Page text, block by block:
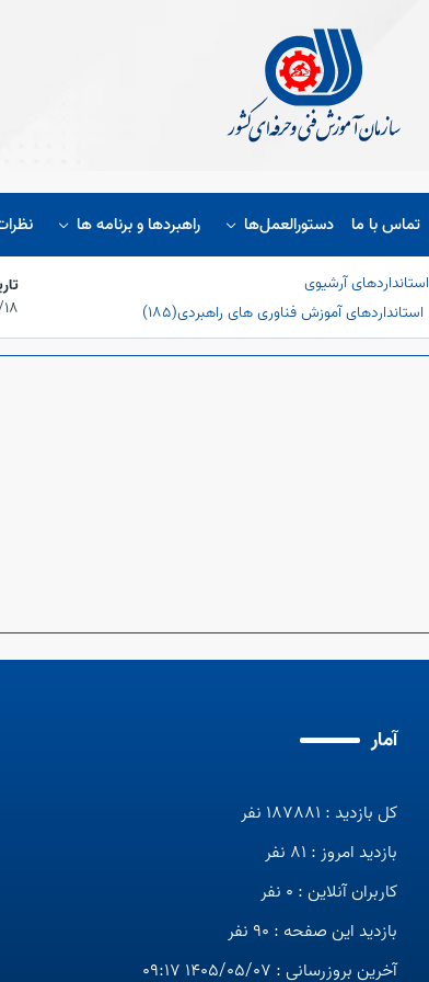
تماس با ما دستورالعمل‌ها راهبردها و برنامه ها
استانداردهای آرشیوی
استانداردهای آموزش فناوری های راهبردی(١٨٥)
آمار
کل بازدید : 187881 نفر
بازدید امروز : 81 نفر
کاربران آنلاین : 0 نفر
بازدید این صفحه : 90 نفر
آخرین بروزرسانی : 1405/05/07 09:17